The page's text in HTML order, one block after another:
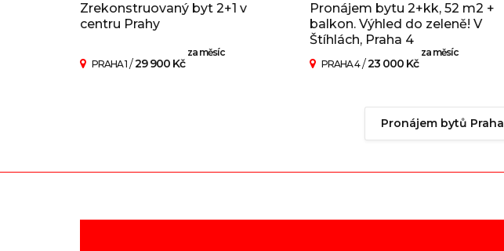
Zrekonstruovaný byt 2+1 v
centru Prahy
PRAHA 1 /29 900 Kč
za měsíc
Pronájem bytu 2+kk, 52 m2 +
balkon. Výhled do zeleně! V
Štíhlách, Praha 4
PRAHA 4/23 000 Kč
za měsíc
Pronájem bytů Praha